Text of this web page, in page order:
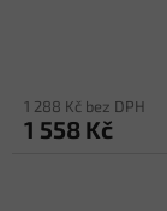
1 288 Kč bez DPH
1 558 Kč